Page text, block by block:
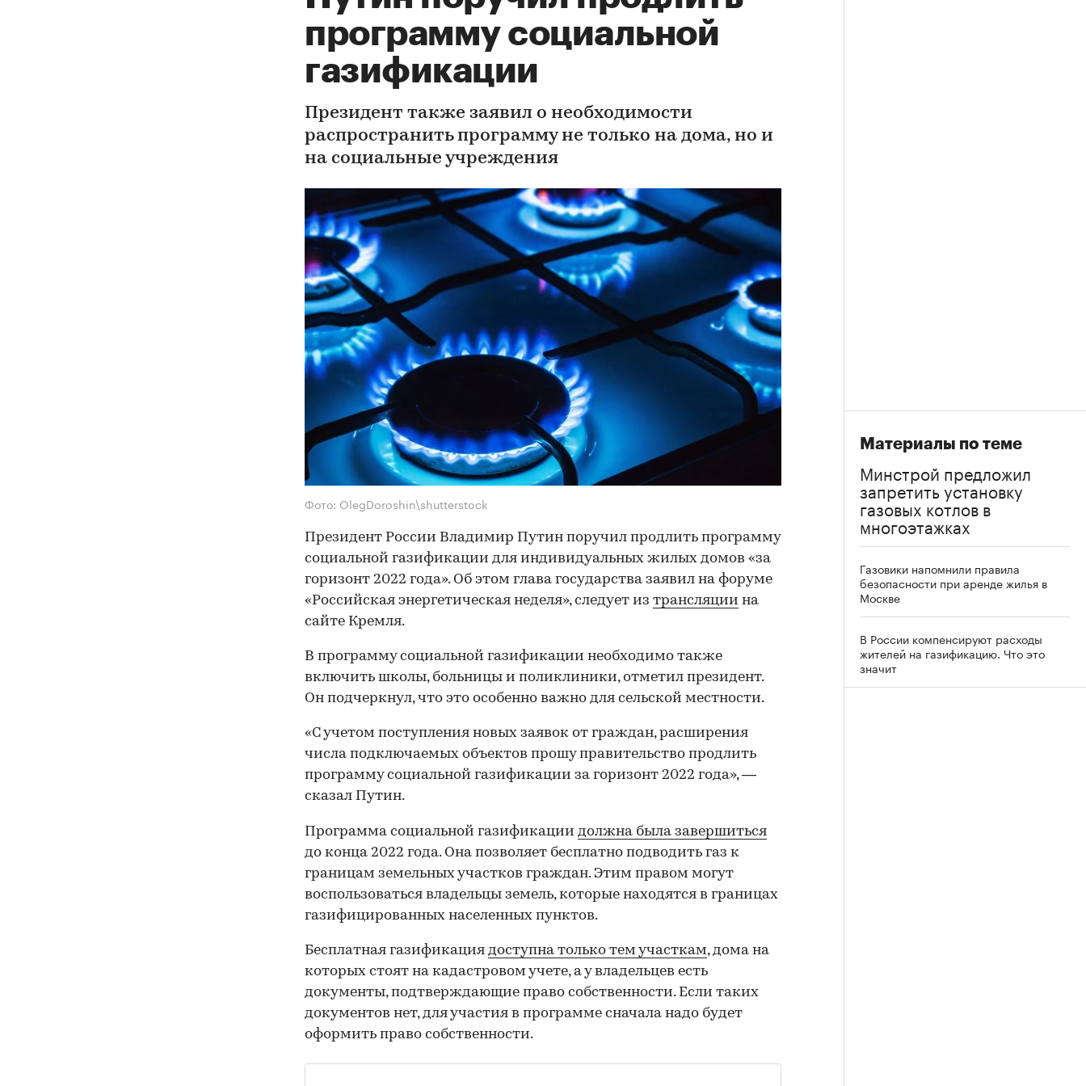
программу социальной
газификации
Президент также заявил о необходимости
распространить программу не только на дома, но и
на социальные учреждения
Фото: OlegDoroshin\shutterstock
Президент России Владимир Путин поручил продлить программу
социальной газификации для индивидуальных жилых домов «за
горизонт 2022 года». Об этом глава государства заявил на форуме
«Российская энергетическая неделя», следует из трансляции на
сайте Кремля.
В программу социальной газификации необходимо также
включить школы, больницы и поликлиники, отметил президент.
Он подчеркнул, что это особенно важно для сельской местности.
«С учетом поступления новых заявок от граждан, расширения
числа подключаемых объектов прошу правительство продлить
программу социальной газификации за горизонт 2022 года», —
сказал Путин.
Программа социальной газификации должна была завершиться
до конца 2022 года. Она позволяет бесплатно подводить газ к
границам земельных участков граждан. Этим правом могут
воспользоваться владельцы земель, которые находятся в границах
газифицированных населенных пунктов.
Бесплатная газификация доступна только тем участкам, дома на
которых стоят на кадастровом учете, а у владельцев есть
документы, подтверждающие право собственности. Если таких
документов нет, для участия в программе сначала надо будет
оформить право собственности.
Материалы по теме
Минстрой предложил
запретить установку
газовых котлов в
многоэтажках
Газовики напомнили правила
безопасности при аренде жилья в
Москве
В России компенсируют расходы
жителей на газификацию. Что это
значит